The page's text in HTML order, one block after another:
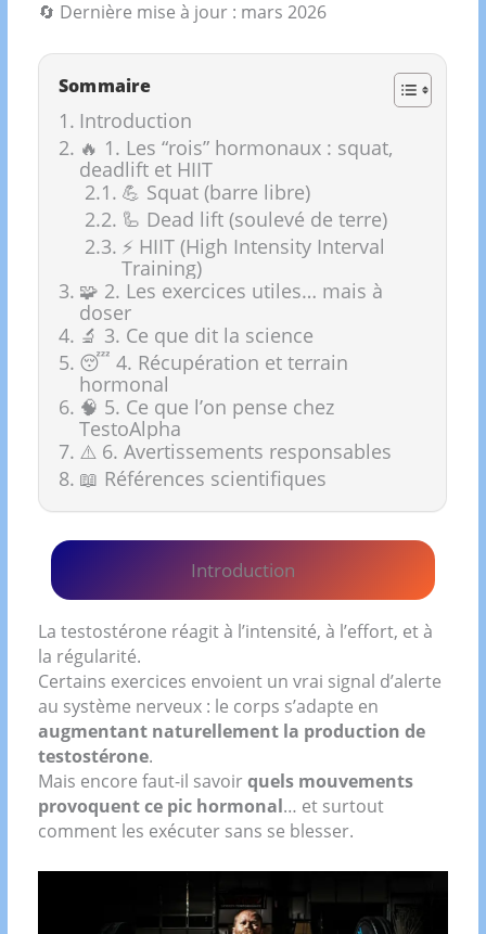
🔄 Dernière mise à jour : mars 2026
Sommaire
Introduction
🔥 1. Les “rois” hormonaux : squat,
deadlift et HIIT
💪 Squat (barre libre)
🦾 Dead lift (soulevé de terre)
⚡ HIIT (High Intensity Interval
Training)
🧩 2. Les exercices utiles… mais à
doser
🔬 3. Ce que dit la science
😴 4. Récupération et terrain
hormonal
🧠 5. Ce que l’on pense chez
TestoAlpha
⚠️ 6. Avertissements responsables
📖 Références scientifiques
Introduction
La testostérone réagit à l’intensité, à l’effort, et à
la régularité.
Certains exercices envoient un vrai signal d’alerte
au système nerveux : le corps s’adapte en
augmentant naturellement la production de
testostérone.
Mais encore faut-il savoirquels mouvements
provoquent ce pic hormonal… et surtout
comment les exécuter sans se blesser.